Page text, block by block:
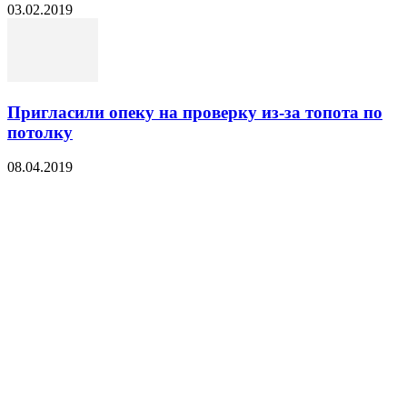
03.02.2019
Пригласили опеку на проверку из-за топота по
потолку
08.04.2019